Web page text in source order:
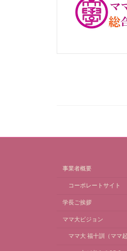
事業者概要
コーポレートサイト
学長ご挨拶
ママ大ビジョン
ママ大 福十訓（ママ